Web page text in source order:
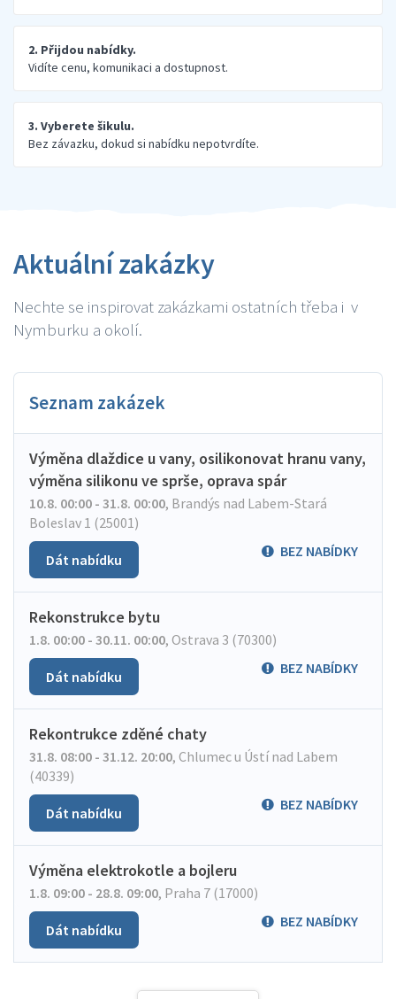
2. Přijdou nabídky.
Vidíte cenu, komunikaci a dostupnost.
3. Vyberete šikulu.
Bez závazku, dokud si nabídku nepotvrdíte.
Aktuální zakázky
Nechte se inspirovat zakázkami ostatních třeba i v
Nymburku a okolí.
Seznam zakázek
Výměna dlaždice u vany, osilikonovat hranu vany,
výměna silikonu ve sprše, oprava spár
10.8. 00:00 - 31.8. 00:00, Brandýs nad Labem-Stará
Boleslav 1 (25001)
BEZ NABÍDKY
Dát nabídku
Rekonstrukce bytu
1.8. 00:00 - 30.11. 00:00, Ostrava 3 (70300)
BEZ NABÍDKY
Dát nabídku
Rekontrukce zděné chaty
31.8. 08:00 - 31.12. 20:00, Chlumec u Ústí nad Labem
(40339)
BEZ NABÍDKY
Dát nabídku
Výměna elektrokotle a bojleru
1.8. 09:00 - 28.8. 09:00, Praha 7 (17000)
BEZ NABÍDKY
Dát nabídku